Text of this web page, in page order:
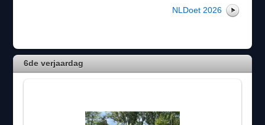
NLDoet 2026
6de verjaardag